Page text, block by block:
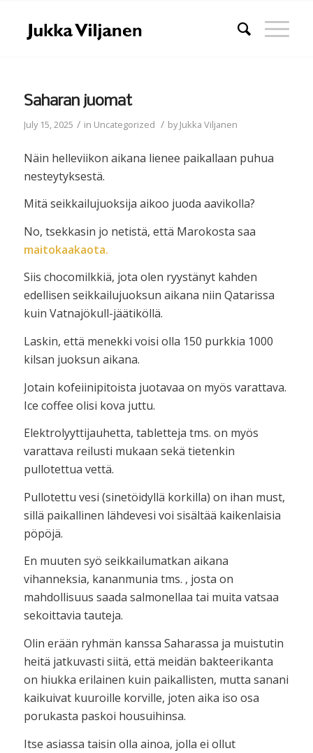
Saharan juomat
July 15, 2025 / in Uncategorized / byJukka Viljanen
Näin helleviikon aikana lienee paikallaan puhua
nesteytyksestä.
Mitä seikkailujuoksija aikoo juoda aavikolla?
No, tsekkasin jo netistä, että Marokosta saa
maitokaakaota.
Siis chocomilkkiä, jota olen ryystänyt kahden
edellisen seikkailujuoksun aikana niin Qatarissa
kuin Vatnajökull-jäätiköllä.
Laskin, että menekki voisi olla 150 purkkia 1000
kilsan juoksun aikana.
Jotain kofeiinipitoista juotavaa on myös varattava.
Ice coffee olisi kova juttu.
Elektrolyyttijauhetta, tabletteja tms. on myös
varattava reilusti mukaan sekä tietenkin
pullotettua vettä.
Pullotettu vesi (sinetöidyllä korkilla) on ihan must,
sillä paikallinen lähdevesi voi sisältää kaikenlaisia
pöpöjä.
En muuten syö seikkailumatkan aikana
vihanneksia, kananmunia tms. , josta on
mahdollisuus saada salmonellaa tai muita vatsaa
sekoittavia tauteja.
Olin erään ryhmän kanssa Saharassa ja muistutin
heitä jatkuvasti siitä, että meidän bakteerikanta
on hiukka erilainen kuin paikallisten, mutta sanani
kaikuivat kuuroille korville, joten aika iso osa
porukasta paskoi housuihinsa.
Itse asiassa taisin olla ainoa, jolla ei ollut